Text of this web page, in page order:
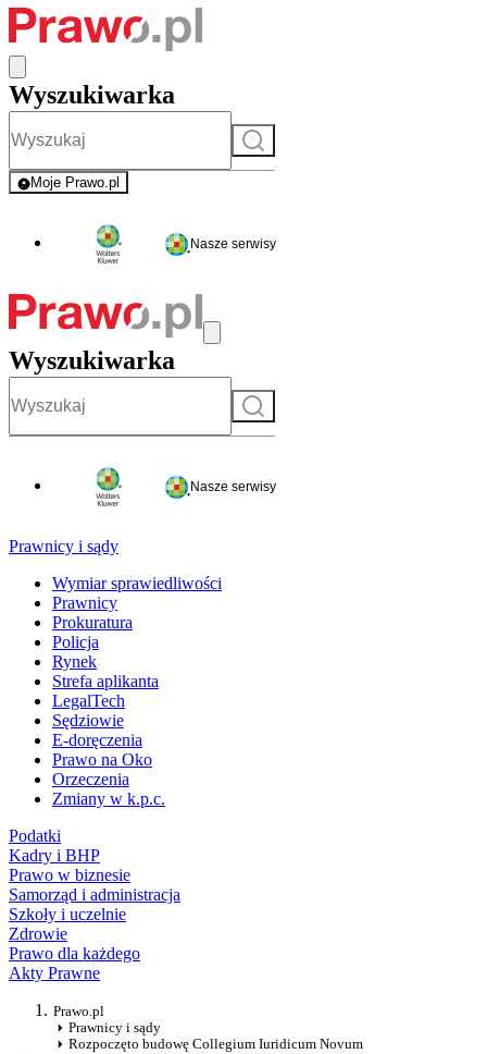
Wyszukiwarka
Szukaj
Moje Prawo.pl
- rejestracja i logowanie do serwisu
Nasze serwisy
Wyszukiwarka
Szukaj
Nasze serwisy
Prawnicy i sądy
Wymiar sprawiedliwości
Prawnicy
Prokuratura
Policja
Rynek
Strefa aplikanta
LegalTech
Sędziowie
E-doręczenia
Prawo na Oko
Orzeczenia
Zmiany w k.p.c.
Podatki
Kadry i BHP
Prawo w biznesie
Samorząd i administracja
Szkoły i uczelnie
Zdrowie
Prawo dla każdego
Akty Prawne
Prawo.pl
Prawnicy i sądy
Rozpoczęto budowę Collegium Iuridicum Novum